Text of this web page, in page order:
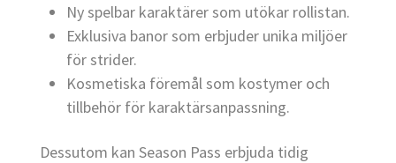
Ny spelbar karaktärer som utökar rollistan.
Exklusiva banor som erbjuder unika miljöer
för strider.
Kosmetiska föremål som kostymer och
tillbehör för karaktärsanpassning.
Dessutom kan Season Pass erbjuda tidig